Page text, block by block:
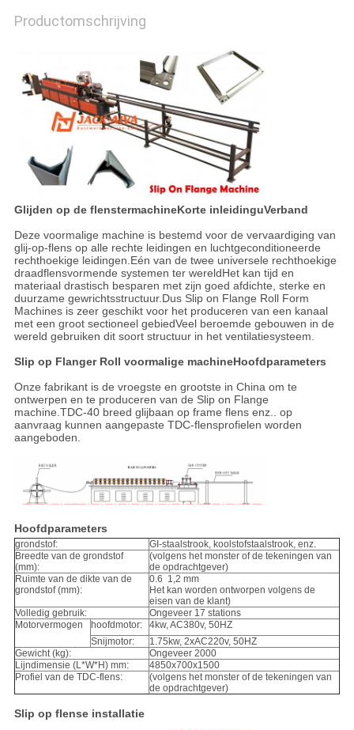
Productomschrijving
Glijden op de flenstermachineKorte inleidinguVerband
Deze voormalige machine is bestemd voor de vervaardiging van
glij-op-flens op alle rechte leidingen en luchtgeconditioneerde
rechthoekige leidingen.Eén van de twee universele rechthoekige
draadflensvormende systemen ter wereldHet kan tijd en
materiaal drastisch besparen met zijn goed afdichte, sterke en
duurzame gewrichtsstructuur.Dus Slip on Flange Roll Form
Machines is zeer geschikt voor het produceren van een kanaal
met een groot sectioneel gebiedVeel beroemde gebouwen in de
wereld gebruiken dit soort structuur in het ventilatiesysteem.
Slip op Flanger Roll voormalige machineHoofdparameters
Onze fabrikant is de vroegste en grootste in China om te
ontwerpen en te produceren van de Slip on Flange
machine.TDC-40 breed glijbaan op frame flens enz.. op
aanvraag kunnen aangepaste TDC-flensprofielen worden
aangeboden.
Hoofdparameters
grondstof:
GI-staalstrook, koolstofstaalstrook, enz.
Breedte van de grondstof
(mm):
(volgens het monster of de tekeningen van
de opdrachtgever)
Ruimte van de dikte van de
grondstof (mm):
0.6 ️ 1,2 mm
Het kan worden ontworpen volgens de
eisen van de klant)
Volledig gebruik:
Ongeveer 17 stations
Motorvermogen
hoofdmotor:
4kw, AC380v, 50HZ
Snijmotor:
1.75kw, 2xAC220v, 50HZ
Gewicht (kg):
Ongeveer 2000
Lijndimensie (L*W*H) mm:
4850x700x1500
Profiel van de TDC-flens:
(volgens het monster of de tekeningen van
de opdrachtgever)
Slip op flense installatie